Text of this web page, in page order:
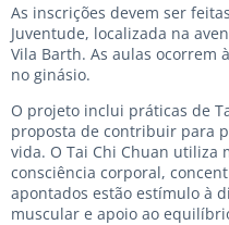
As inscrições devem ser
Juventude, localizada na
Vila Barth. As aulas ocorrem
no ginásio.
O projeto inclui práticas de
proposta de contribuir para
vida. O Tai Chi Chuan utiliza
consciência corporal,
apontados estão estímulo à
muscular e apoio ao